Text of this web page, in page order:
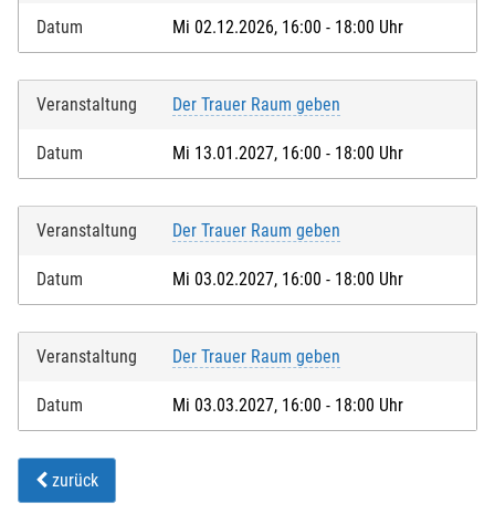
Datum Mi 02.12.2026, 16:00 - 18:00 Uhr
Veranstaltung Der Trauer Raum geben
Datum Mi 13.01.2027, 16:00 - 18:00 Uhr
Veranstaltung Der Trauer Raum geben
Datum Mi 03.02.2027, 16:00 - 18:00 Uhr
Veranstaltung Der Trauer Raum geben
Datum Mi 03.03.2027, 16:00 - 18:00 Uhr
zurück